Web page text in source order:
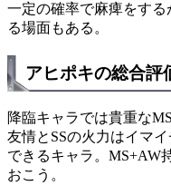
一定の確率で麻痺をす
る場面もある。
アヒポキの総合評
降臨キャラでは貴重な
友情とSSの火力はイマ
できるキャラ。MS+AW
おこう。